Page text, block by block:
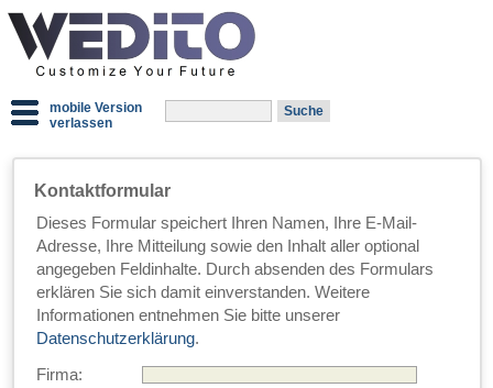
mobile Version
verlassen
Kontaktformular
Dieses Formular speichert Ihren Namen, Ihre E-Mail-
Adresse, Ihre Mitteilung sowie den Inhalt aller optional
angegeben Feldinhalte. Durch absenden des Formulars
erklären Sie sich damit einverstanden. Weitere
Informationen entnehmen Sie bitte unserer
Datenschutzerklärung.
Firma: